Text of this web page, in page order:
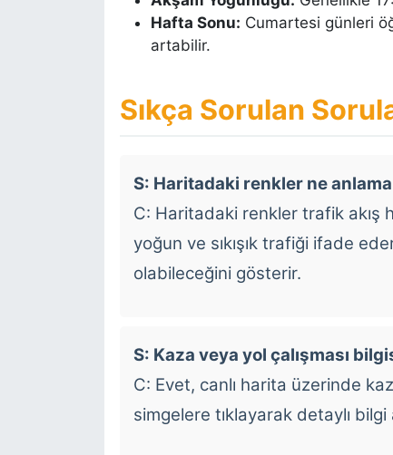
Hafta Sonu: Cumartesi günleri
artabilir.
Sıkça Sorulan
S: Haritadaki renkler ne
C: Haritadaki renkler trafik akış
yoğun ve sıkışık trafiği ifade
olabileceğini gösterir.
S: Kaza veya yol çalışması
C: Evet, canlı harita üzerinde
simgelere tıklayarak detaylı